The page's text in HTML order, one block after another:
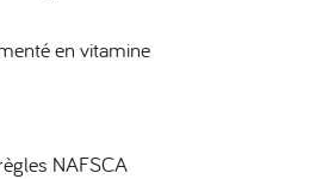
en vitamine
NAFSCA